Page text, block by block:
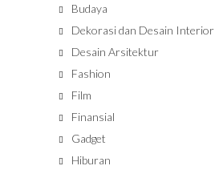
Budaya
Dekorasi dan Desain Interior
Desain Arsitektur
Fashion
Film
Finansial
Gadget
Hiburan